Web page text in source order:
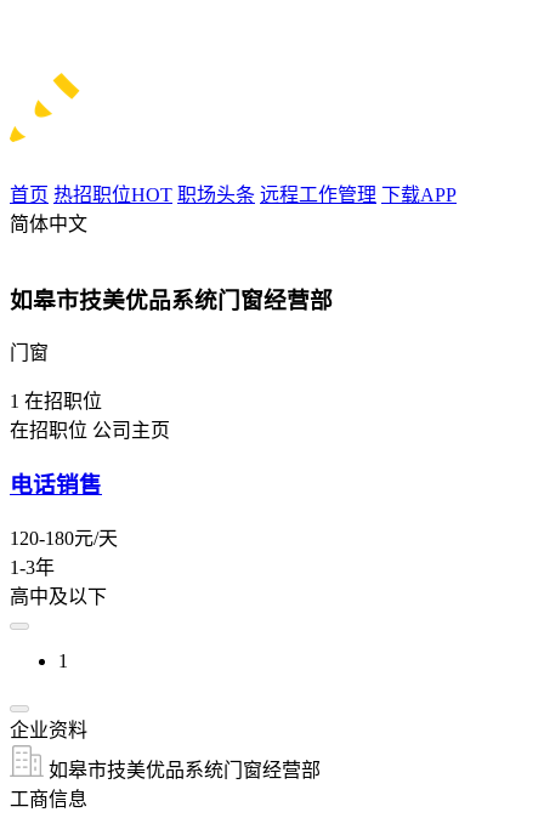
首页 热招职位HOT 职场头条 远程工作管理 下载APP
简体中文
如皋市技美优品系统门窗经营部
门窗
1 在招职位
在招职位 公司主页
电话销售
120-180元/天
1-3年
高中及以下
1
企业资料
如皋市技美优品系统门窗经营部
工商信息